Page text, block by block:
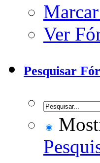
Ver
Pesquisar